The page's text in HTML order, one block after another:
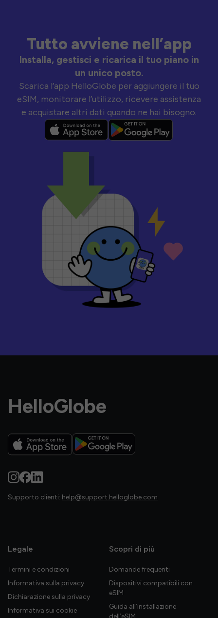
Tutto avviene nell’app
Installa, gestisci e ricarica il tuo piano in
un unico posto.
Scarica l’app HelloGlobe per aggiungere il tuo
eSIM, monitorare l’utilizzo, ricevere assistenza
e acquistare altri dati quando ne hai bisogno.
HelloGlobe
Supporto clienti: help@support.helloglobe.com
Legale
Termini e condizioni
Informativa sulla privacy
Dichiarazione sulla privacy
Informativa sui cookie
Scopri di più
Domande frequenti
Dispositivi compatibili con
eSIM
Guida all’installazione
dell’eSIM